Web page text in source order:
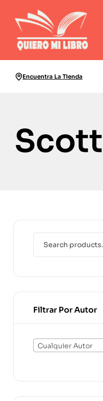
Encuentra La Tienda
Filtrar Por Autor
Cualquier Autor